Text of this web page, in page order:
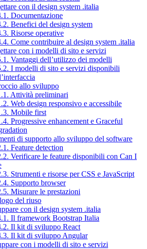
con il design system .italia
Documentazione
Benefici del design system
Risorse operative
Come contribuire al design system .italia
con i modelli di sito e servizi
Vantaggi dell’utilizzo dei modelli
I modelli di sito e servizi disponibili
allo sviluppo
Attività preliminari
Web design responsivo e accessibile
Mobile first
Progressive enhancement e Graceful
di supporto allo sviluppo del software
Feature detection
Verificare le feature disponibili con Can I
Strumenti e risorse per CSS e JavaScript
Supporto browser
Misurare le prestazioni
del riuso
con il design system .italia
Il framework Bootstrap Italia
Il kit di sviluppo React
Il kit di sviluppo Angular
con i modelli di sito e servizi